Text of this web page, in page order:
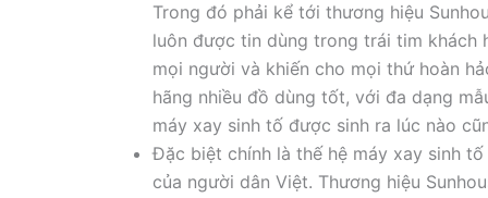
Trong đó phải kể tới thương hiệu
luôn được tin dùng trong trái tim khách
mọi người và khiến cho mọi thứ hoàn
hãng nhiều đồ dùng tốt, với đa dạng
máy xay sinh tố được sinh ra lúc nào
Đặc biệt chính là thế hệ máy xay sinh
của người dân Việt. Thương hiệu